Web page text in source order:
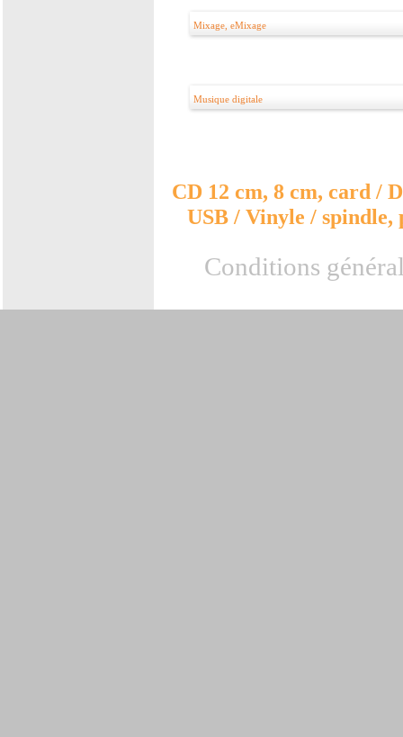
Mixage, eMixage
Musique digitale
CD 12 cm, 8 cm, card /
USB / Vinyle /
Conditions